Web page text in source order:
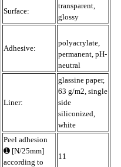
Surface:
transparent,
glossy
Adhesive:
polyacrylate,
permanent, pH-
neutral
Liner:
glassine paper,
63 g/m2, single
side
siliconized,
white
Peel adhesion
➊ [N/25mm]
according to
11